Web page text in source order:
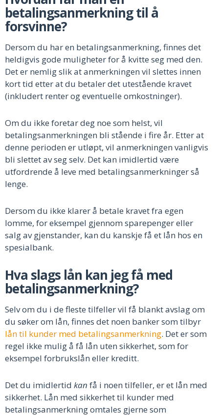
betalingsanmerkning til å
forsvinne?
Dersom du har en betalingsanmerkning, finnes det
heldigvis gode muligheter for å kvitte seg med den.
Det er nemlig slik at anmerkningen vil slettes innen
kort tid etter at du betaler det utestående kravet
(inkludert renter og eventuelle omkostninger).
Om du ikke foretar deg noe som helst, vil
betalingsanmerkningen bli stående i fire år. Etter at
denne perioden er utløpt, vil anmerkningen vanligvis
bli slettet av seg selv. Det kan imidlertid være
utfordrende å leve med betalingsanmerkninger så
lenge.
Dersom du ikke klarer å betale kravet fra egen
lomme, for eksempel gjennom sparepenger eller
salg av gjenstander, kan du kanskje få et lån hos en
spesialbank.
Hva slags lån kan jeg få med
betalingsanmerkning?
Selv om du i de fleste tilfeller vil få blankt avslag om
du søker om lån, finnes det noen banker som tilbyr
lån til kunder med betalingsanmerkning. Det er som
regel ikke mulig å få lån uten sikkerhet, som for
eksempel forbrukslån eller kreditt.
Det du imidlertid kan få i noen tilfeller, er et lån med
sikkerhet. Lån med sikkerhet til kunder med
betalingsanmerkning omtales gjerne som